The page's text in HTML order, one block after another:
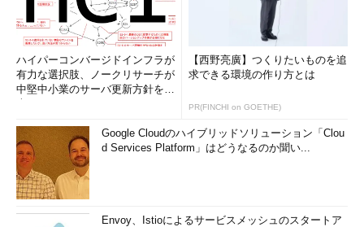
ハイパーコンバージドインフラが
有力な選択肢、ノークリサーチが
中堅中小業のサーバ更新方針を調
【西野亮廣】つくりたいものを追
求できる環境の作り方とは
PR(FINCHI on GOETHE)
Google Cloudのハイブリッドソリューション「Clou
d Services Platform」はどうなるのか聞い...
Envoy、Istioによるサービスメッシュのスタートア